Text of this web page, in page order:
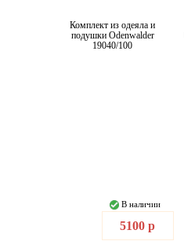
Комплект из одеяла и
подушки Odenwalder
19040/100
В наличии
5100 р